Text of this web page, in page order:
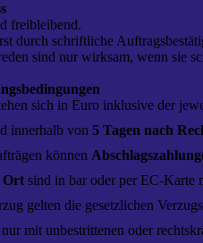
freibleibend.
durch schriftliche
sind nur wirksam, wenn sie
sich in Euro inklusive der
innerhalb von5 Tagen nach
können
Ort sind in bar oder per EC-Karte
gelten die gesetzlichen
mit unbestrittenen oder